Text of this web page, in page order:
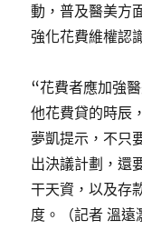
動，普及醫美方
強化花費維權認
“花費者應加強
他花費貸的時辰
夢凱提示，不只
出決議計劃，還
干天資，以及存
度。（記者 溫遠